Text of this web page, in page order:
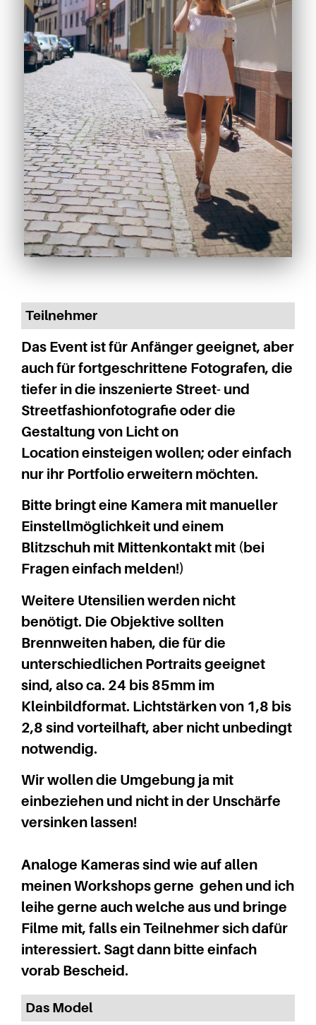
Teilnehmer
Das Event ist für Anfänger geeignet, aber
auch für fortgeschrittene Fotografen, die
tiefer in die inszenierte Street- und
Streetfashionfotografie oder die
Gestaltung von Licht on
Location einsteigen wollen; oder einfach
nur ihr Portfolio erweitern möchten.
Bitte bringt eine Kamera mit manueller
Einstellmöglichkeit und einem
Blitzschuh mit Mittenkontakt mit (bei
Fragen einfach melden!)
Weitere Utensilien werden nicht
benötigt. Die Objektive sollten
Brennweiten haben, die für die
unterschiedlichen Portraits geeignet
sind, also ca. 24 bis 85mm im
Kleinbildformat. Lichtstärken von 1,8 bis
2,8 sind vorteilhaft, aber nicht unbedingt
notwendig.
Wir wollen die Umgebung ja mit
einbeziehen und nicht in der Unschärfe
versinken lassen!
Analoge Kameras sind wie auf allen
meinen Workshops gerne gehen und ich
leihe gerne auch welche aus und bringe
Filme mit, falls ein Teilnehmer sich dafür
interessiert. Sagt dann bitte einfach
vorab Bescheid.
Das Model